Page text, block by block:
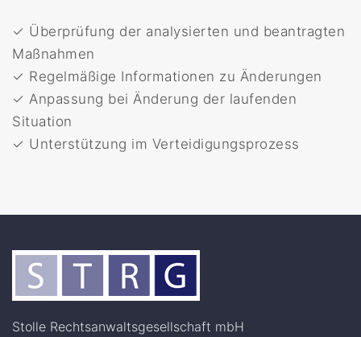
✓ Überprüfung der analysierten und beantragten
Maßnahmen
✓ Regelmäßige Informationen zu Änderungen
✓ Anpassung bei Änderung der laufenden
Situation
✓ Unterstützung im Verteidigungsprozess
Stolle Rechtsanwaltsgesellschaft mbH